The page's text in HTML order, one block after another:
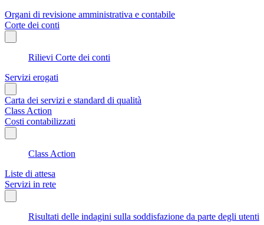
Organi di revisione amministrativa e contabile
Corte dei conti
Rilievi Corte dei conti
Servizi erogati
Carta dei servizi e standard di qualità
Class Action
Costi contabilizzati
Class Action
Liste di attesa
Servizi in rete
Risultati delle indagini sulla soddisfazione da parte degli utenti